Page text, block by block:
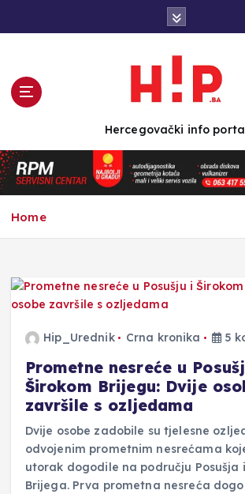
n
t
e
Hercegovački info
Home
Hip_Urednik Crna kronika 5
Prometne nesreće u
Širokom Brijegu: Dvije
završile s ozljedama
Dvije osobe zadobile su tjelesne
odvojenim prometnim nesrećama
utorak dogodile na području Posušja
Brijega. Prva prometna nesreća